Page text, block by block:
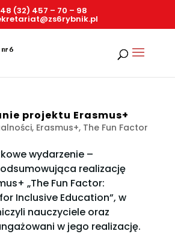
(32) 457 – 70 – 98
projektu Erasmus+
, Erasmus+, The Fun Factor
wydarzenie –
realizację
„The Fun Factor:
Inclusive Education”, w
nauczyciele oraz
w jego realizację.